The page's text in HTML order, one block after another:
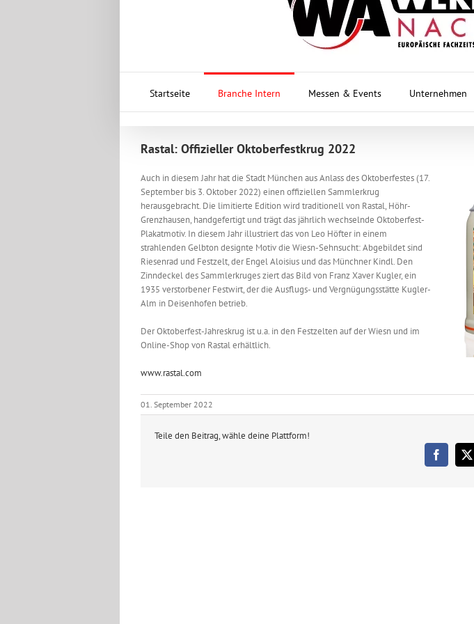
Startseite Branche Intern Messen & Events Unternehmen
Rastal: Offizieller Oktoberfestkrug 2022
Auch in diesem Jahr hat die Stadt München aus Anlass des Oktoberfestes (17.
September bis 3. Oktober 2022) einen offiziellen Sammlerkrug
herausgebracht. Die limitierte Edition wird traditionell von Rastal, Höhr-
Grenzhausen, handgefertigt und trägt das jährlich wechselnde Oktoberfest-
Plakatmotiv. In diesem Jahr illustriert das von Leo Höfter in einem
strahlenden Gelbton designte Motiv die Wiesn-Sehnsucht: Abgebildet sind
Riesenrad und Festzelt, der Engel Aloisius und das Münchner Kindl. Den
Zinndeckel des Sammlerkruges ziert das Bild von Franz Xaver Kugler, ein
1935 verstorbener Festwirt, der die Ausflugs- und Vergnügungsstätte Kugler-
Alm in Deisenhofen betrieb.
Der Oktoberfest-Jahreskrug ist u.a. in den Festzelten auf der Wiesn und im
Online-Shop von Rastal erhältlich.
www.rastal.com
01. September 2022
Teile den Beitrag, wähle deine Plattform!
Facebook
X